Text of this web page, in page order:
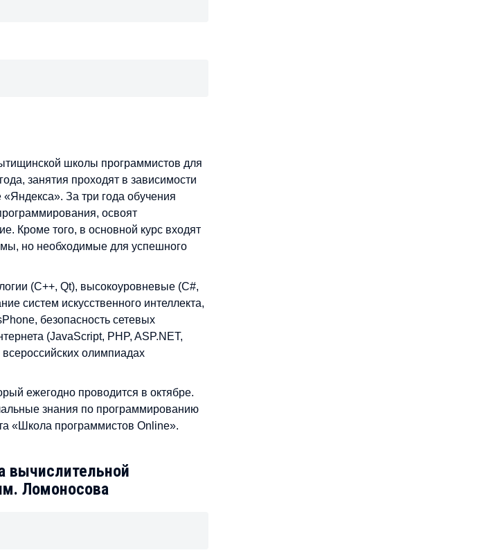
школы программистов для
занятия проходят в зависимости
За три года обучения
освоят
Кроме того, в основной курс входят
но необходимые для успешного
(C++, Qt), высокоуровневые (C#,
систем искусственного интеллекта,
безопасность сетевых
(JavaScript, PHP, ASP.NET,
олимпиадах
ежегодно проводится в октябре.
знания по программированию
«Школа программистов Online».
вычислительной
Ломоносова